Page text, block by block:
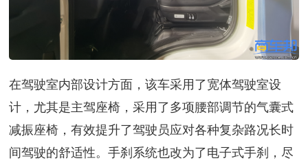
在驾驶室内部设计方面，该车采用了宽体驾驶室设
计，尤其是主驾座椅，采用了多项腰部调节的气囊式
减振座椅，有效提升了驾驶员应对各种复杂路况长时
间驾驶的舒适性。手刹系统也改为了电子式手刹，尽